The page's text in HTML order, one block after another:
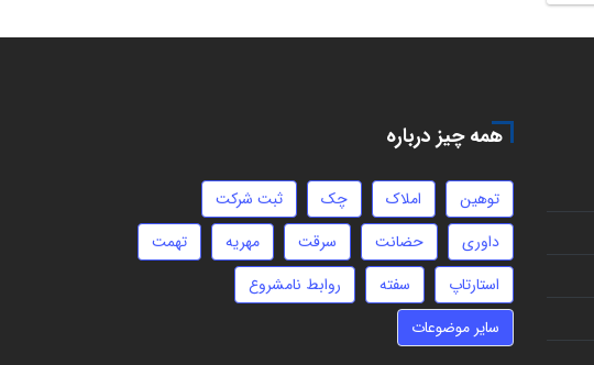
همه چیز درباره
توهین املاک چک
ثبت شرکت
داوری
حضانت سرقت مهریه
تهمت
استارتاپ
سفته
روابط نامشروع
سایر موضوعات